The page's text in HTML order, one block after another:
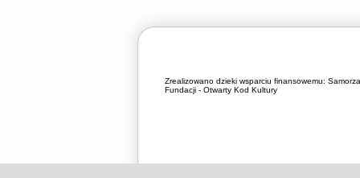
Zrealizowano dzieki wsparciu finansowemu:
Fundacji - Otwarty Kod Kultury